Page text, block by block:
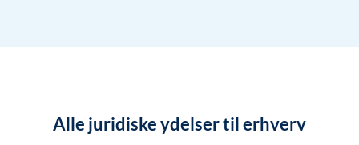
Alle juridiske ydelser til erhverv